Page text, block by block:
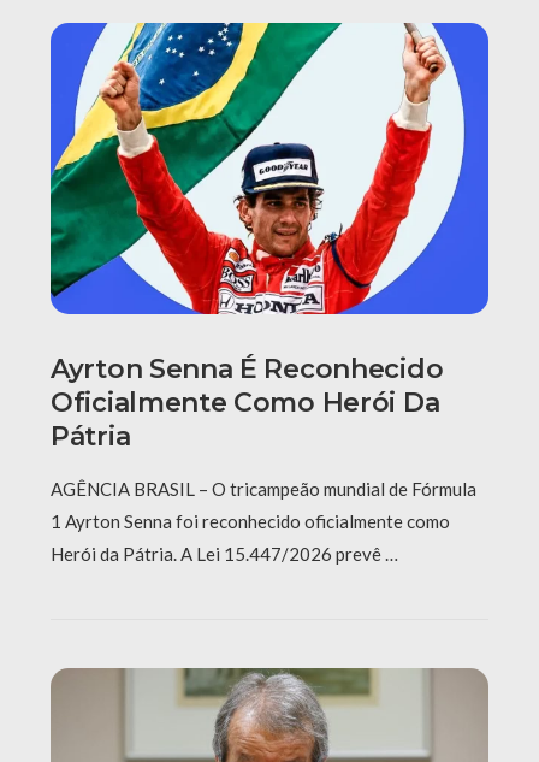
Ayrton Senna É Reconhecido
Oficialmente Como Herói Da
Pátria
AGÊNCIA BRASIL – O tricampeão mundial de Fórmula
1 Ayrton Senna foi reconhecido oficialmente como
Herói da Pátria. A Lei 15.447/2026 prevê …